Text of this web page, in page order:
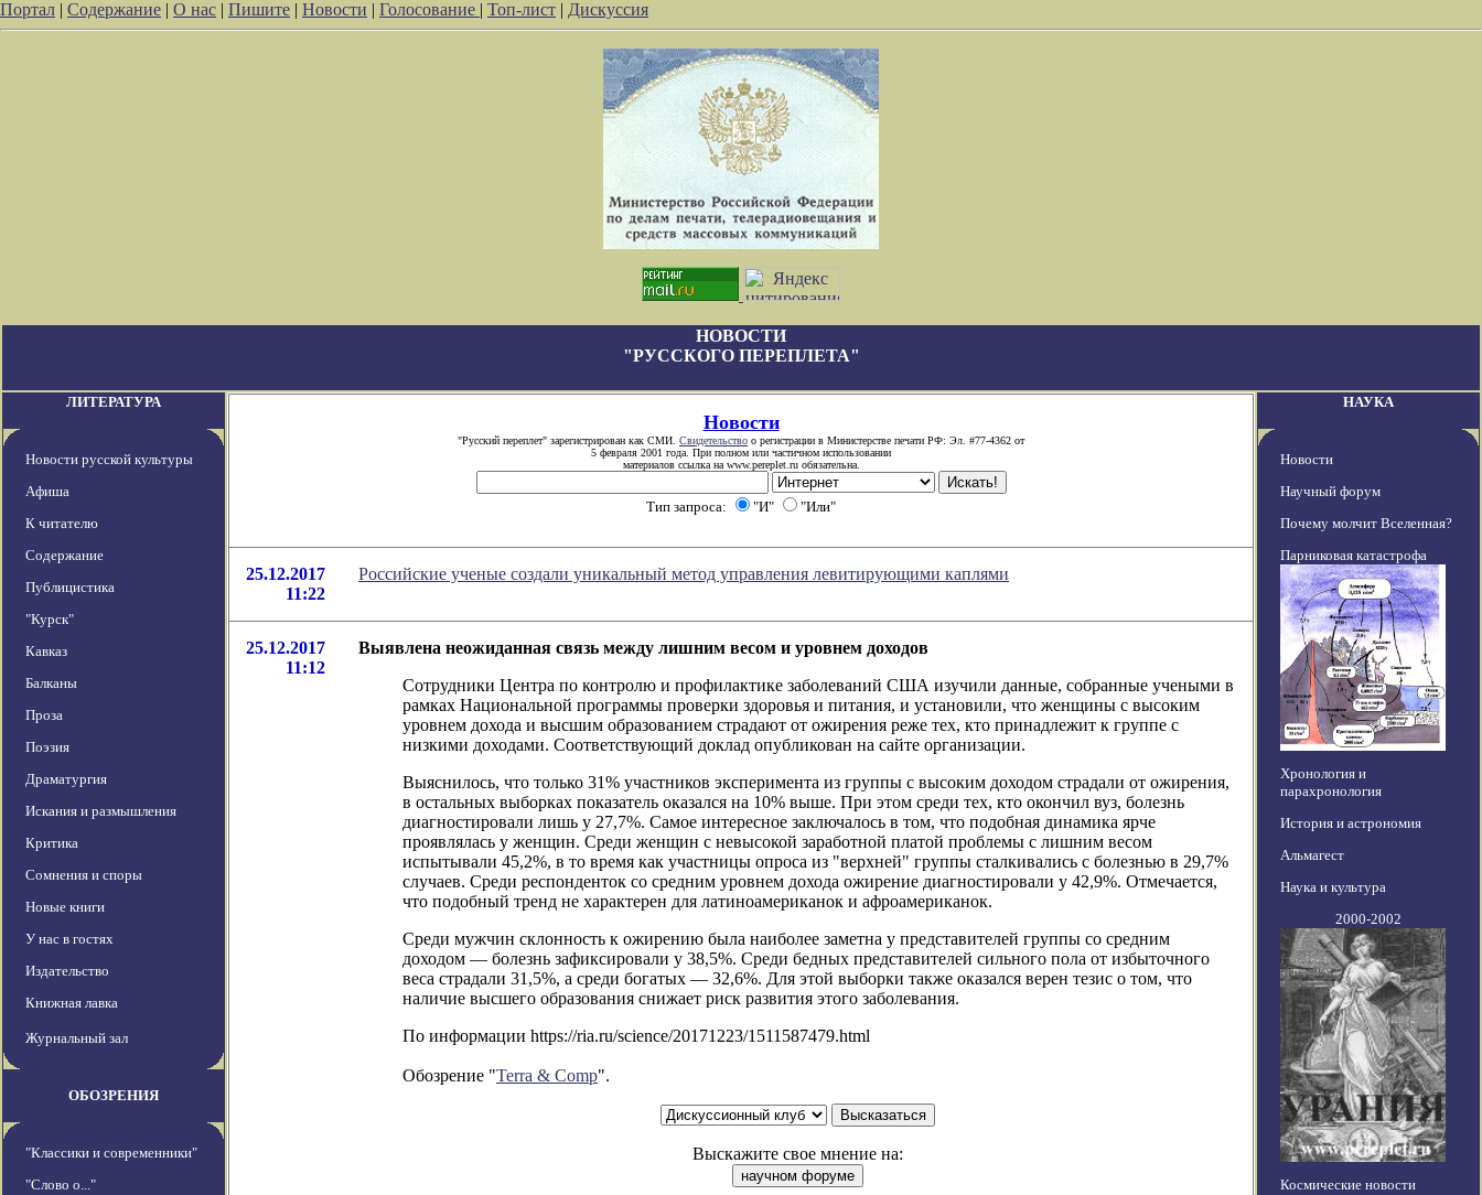
Портал | Содержание | О нас | Пишите | Новости | Голосование | Топ-лист | Дискуссия
НОВОСТИ
"РУССКОГО ПЕРЕПЛЕТА"
ЛИТЕРАТУРА
Новости русской культуры
Афиша
К читателю
Содержание
Публицистика
"Курск"
Кавказ
Балканы
Проза
Поэзия
Драматургия
Искания и размышления
Критика
Сомнения и споры
Новые книги
У нас в гостях
Издательство
Книжная лавка
Журнальный зал
ОБОЗРЕНИЯ
"Классики и современники"
"Слово о..."
Новости
"Русский переплет" зарегистрирован как СМИ. Свидетельство о регистрации в Министерстве печати РФ: Эл. #77-4362 от
5 февраля 2001 года. При полном или частичном использовании
материалов ссылка на www.pereplet.ru обязательна.
Тип запроса: "И" "Или"
25.12.2017
11:22
Российские ученые создали уникальный метод управления левитирующими каплями
25.12.2017
11:12
Выявлена неожиданная связь между лишним весом и уровнем доходов
Сотрудники Центра по контролю и профилактике заболеваний США изучили данные, собранные учеными в
рамках Национальной программы проверки здоровья и питания, и установили, что женщины с высоким
уровнем дохода и высшим образованием страдают от ожирения реже тех, кто принадлежит к группе с
низкими доходами. Соответствующий доклад опубликован на сайте организации.
Выяснилось, что только 31% участников эксперимента из группы с высоким доходом страдали от ожирения,
в остальных выборках показатель оказался на 10% выше. При этом среди тех, кто окончил вуз, болезнь
диагностировали лишь у 27,7%. Самое интересное заключалось в том, что подобная динамика ярче
проявлялась у женщин. Среди женщин с невысокой заработной платой проблемы с лишним весом
испытывали 45,2%, в то время как участницы опроса из "верхней" группы сталкивались с болезнью в 29,7%
случаев. Среди респонденток со средним уровнем дохода ожирение диагностировали у 42,9%. Отмечается,
что подобный тренд не характерен для латиноамериканок и афроамериканок.
Среди мужчин склонность к ожирению была наиболее заметна у представителей группы со средним
доходом — болезнь зафиксировали у 38,5%. Среди бедных представителей сильного пола от избыточного
веса страдали 31,5%, а среди богатых — 32,6%. Для этой выборки также оказался верен тезис о том, что
наличие высшего образования снижает риск развития этого заболевания.
По информации https://ria.ru/science/20171223/1511587479.html
Обозрение "Terra & Comp".
Выскажите свое мнение на:
НАУКА
Новости
Научный форум
Почему молчит Вселенная?
Парниковая катастрофа
Хронология и
парахронология
История и астрономия
Альмагест
Наука и культура
2000-2002
Космические новости